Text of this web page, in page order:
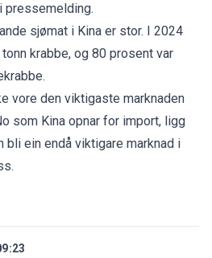
pressemelding.
sjømat i Kina er stor. I 2024
krabbe, og 80 prosent var
vore den viktigaste marknaden
som Kina opnar for import, ligg
bli ein endå viktigare marknad i